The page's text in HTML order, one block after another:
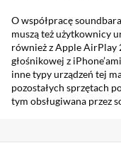
O współpracę
muszą też użytkownicy
również z Apple AirPlay
głośnikowej z
inne typy urządzeń tej
pozostałych sprzętach
tym obsługiwana przez